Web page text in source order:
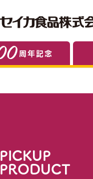
周年記念
PICKUP
PRODUCT